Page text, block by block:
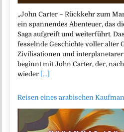
„John Carter – Rückkehr zum
ein spannendes Abenteuer, das
Saga aufgreift und weiterführt.
fesselnde Geschichte voller alter
Zivilisationen und
beginnt mit John Carter, der,
wieder [...]
Reisen eines arabischen